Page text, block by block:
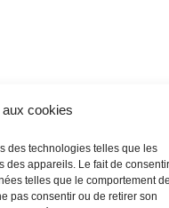
cookies
des technologies telles que les
des appareils. Le fait de
telles que le comportement de
pas consentir ou de retirer son